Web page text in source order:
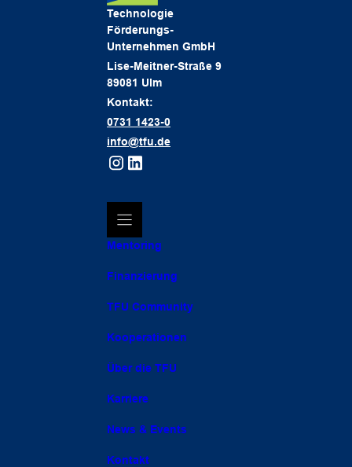
Technologie
Förderungs-
Unternehmen GmbH
Lise-Meitner-Straße 9
89081 Ulm
Kontakt:
0731 1423-0
info@tfu.de
Mentoring
Finanzierung
TFU Community
Kooperationen
Über die TFU
Karriere
News & Events
Kontakt